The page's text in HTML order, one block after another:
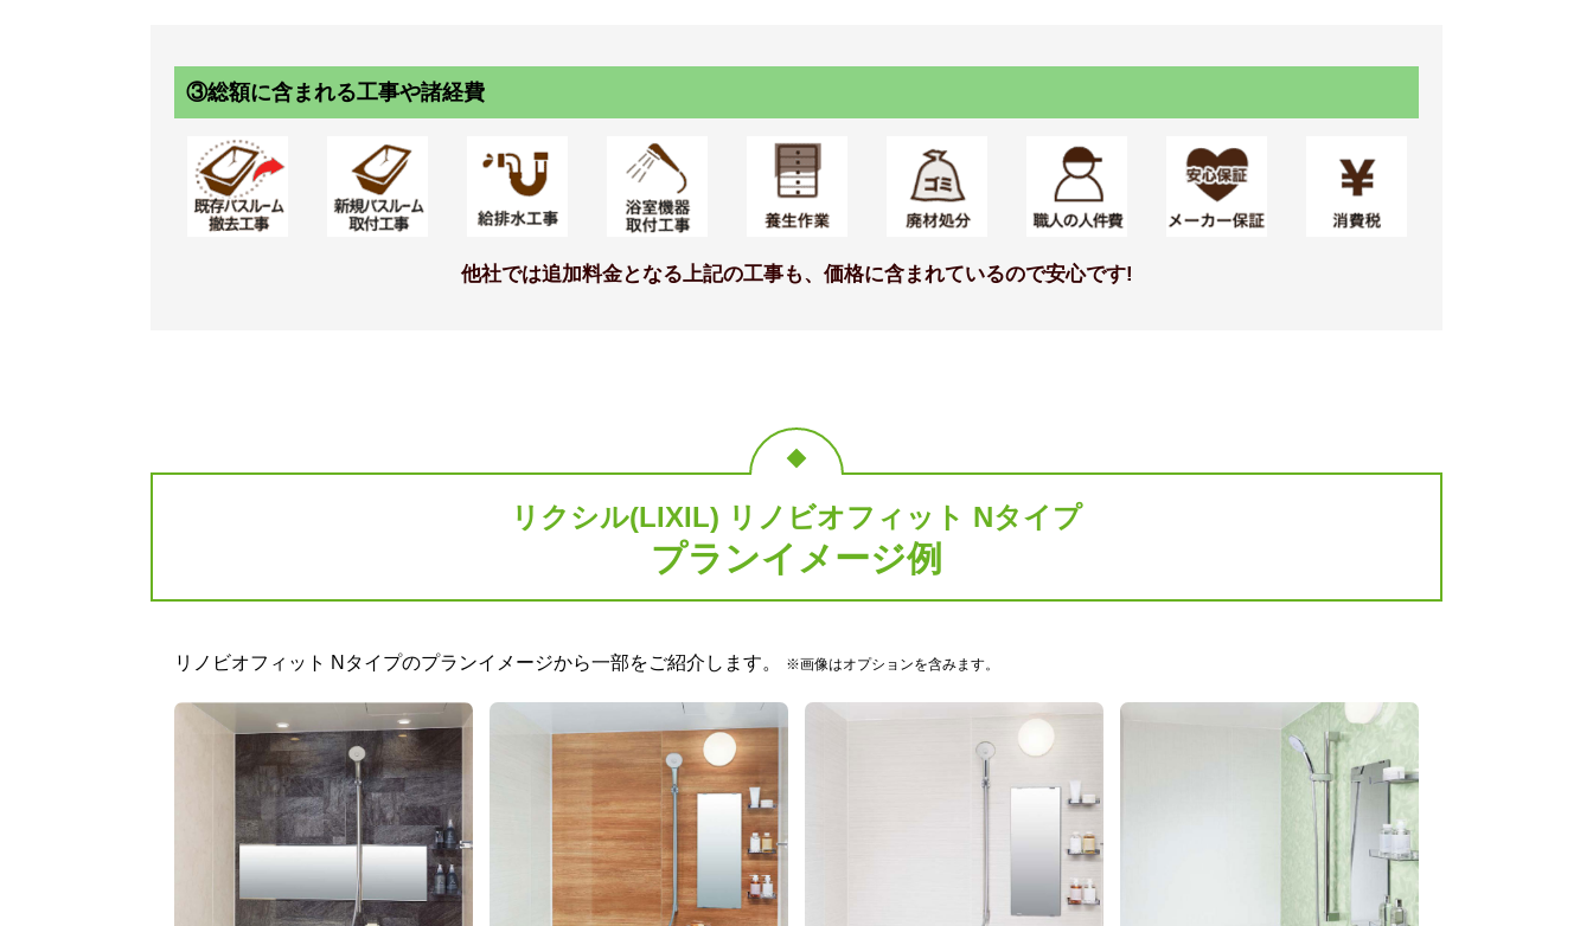
水栓 シャワーフック カウンター
標準仕様モデル
照明 ミラー
収納棚180W（クリア）<3段> タオル掛
標準仕様モデル
③総額に含まれる工事や諸経費
他社では追加料金となる上記の工事も、価格に含まれているので安心です!
リクシル(LIXIL) リノビオフィット Nタイプ
プランイメージ例
リノビオフィット Nタイプのプランイメージから一部をご紹介します。 ※画像はオプションを含みます。